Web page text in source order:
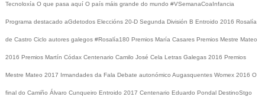
Tecnoloxía O que pasa aquí O país máis grande do mundo #VSemanaCoaInfancia
Programa destacado aGdetodos Eleccións 20-D Segunda División B Entroido 2016 Rosalía
de Castro Ciclo autores galegos #Rosalía180 Premios María Casares Premios Mestre Mateo
2016 Premios Martín Códax Centenario Camilo José Cela Letras Galegas 2016 Premios
Mestre Mateo 2017 Irmandades da Fala Debate autonómico Augasquentes Womex 2016 O
final do Camiño Álvaro Cunqueiro Entroido 2017 Centenario Eduardo Pondal DestinoStgo